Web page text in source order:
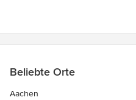
Beliebte Orte
Aachen